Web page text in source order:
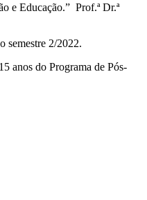
e Educação.” Prof.ª Dr.ª
semestre 2/2022.
anos do Programa de Pós-